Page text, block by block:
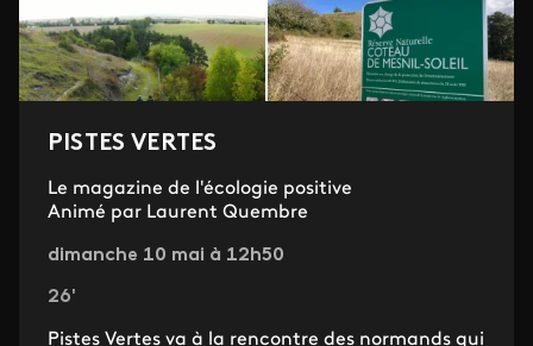
PISTES VERTES
Le magazine de l'écologie positive
Animé par Laurent Quembre
dimanche 10 mai à 12h50
26'
Pistes Vertes va à la rencontre des normands qui